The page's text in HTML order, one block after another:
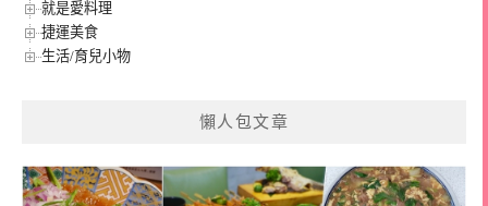
就是愛料理
捷運美食
生活/育兒小物
懶人包文章